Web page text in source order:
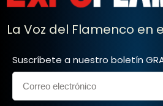
La Voz del Flamenco en
Suscríbete a nuestro boletín